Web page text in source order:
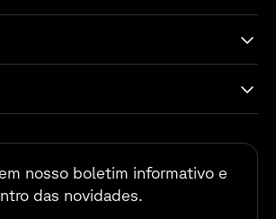
nosso boletim informativo e
das novidades.